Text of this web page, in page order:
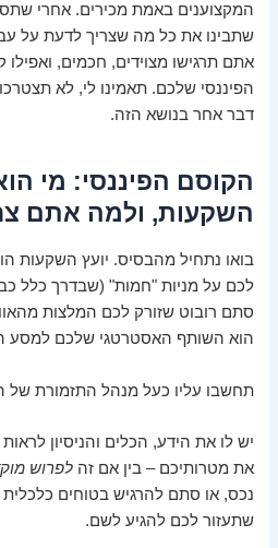
המקצוענים באמת מכירים. אחרי
שתבינו את כל מה שצריך לדעת על
אתם תרגישו מצוידים, חכמים,
הפיננסי שלכם. תאמינו לי, לא
דבר אחר בנושא הזה.
הקוסם הפיננסי: מי
השקעות, ולמה אתם
בואו נתחיל מהבסיס. יועץ השקעות
לכם על מניות "חמות" (שבדרך כלל
סתם רובוט שזורק לכם המלצות
הוא השותף האסטרטגי שלכם למסע
תחשבו עליו כעל מנהל התזמורת
יש לו את הידע, הכלים והניסיון
את מטרותיכם – בין אם זהלפרוש
נכס, או סתם להרגיש בטוחים כלכלית
שתעזור לכם להגיע לשם.